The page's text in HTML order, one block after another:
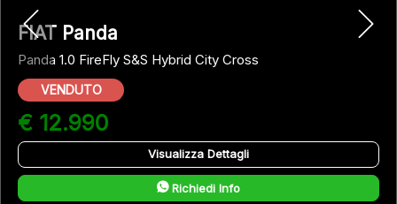
FIAT Panda
Panda 1.0 FireFly S&S Hybrid City Cross
VENDUTO
€ 12.990
Visualizza Dettagli
Richiedi Info